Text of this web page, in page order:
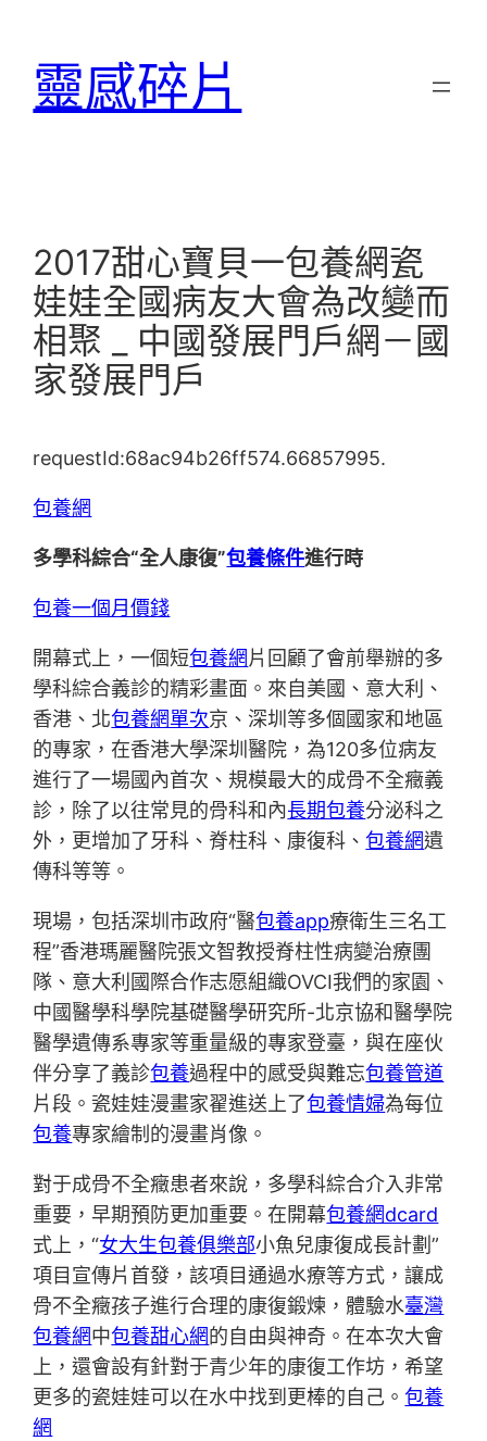
靈感碎片
2017甜心寶貝一包養網瓷
娃娃全國病友大會為改變而
相聚 _ 中國發展門戶網－國
家發展門戶
requestId:68ac94b26ff574.66857995.
包養網
多學科綜合“全人康復”包養條件進行時
包養一個月價錢
開幕式上，一個短包養網片回顧了會前舉辦的多
學科綜合義診的精彩畫面。來自美國、意大利、
香港、北包養網單次京、深圳等多個國家和地區
的專家，在香港大學深圳醫院，為120多位病友
進行了一場國內首次、規模最大的成骨不全癥義
診，除了以往常見的骨科和內長期包養分泌科之
外，更增加了牙科、脊柱科、康復科、包養網遺
傳科等等。
現場，包括深圳市政府“醫包養app療衛生三名工
程”香港瑪麗醫院張文智教授脊柱性病變治療團
隊、意大利國際合作志愿組織OVCI我們的家園、
中國醫學科學院基礎醫學研究所-北京協和醫學院
醫學遺傳系專家等重量級的專家登臺，與在座伙
伴分享了義診包養過程中的感受與難忘包養管道
片段。瓷娃娃漫畫家翟進送上了包養情婦為每位
包養專家繪制的漫畫肖像。
對于成骨不全癥患者來說，多學科綜合介入非常
重要，早期預防更加重要。在開幕包養網dcard
式上，“女大生包養俱樂部小魚兒康復成長計劃”
項目宣傳片首發，該項目通過水療等方式，讓成
骨不全癥孩子進行合理的康復鍛煉，體驗水臺灣
包養網中包養甜心網的自由與神奇。在本次大會
上，還會設有針對于青少年的康復工作坊，希望
更多的瓷娃娃可以在水中找到更棒的自己。包養
網